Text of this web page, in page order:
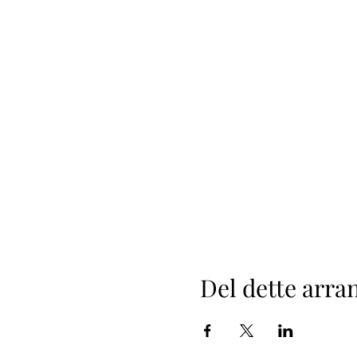
Del dette